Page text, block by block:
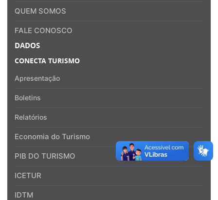
QUEM SOMOS
FALE CONOSCO
DADOS
CONECTA TURISMO
Apresentação
Boletins
Relatórios
Economia do Turismo
PIB DO TURISMO
ICETUR
IDTM